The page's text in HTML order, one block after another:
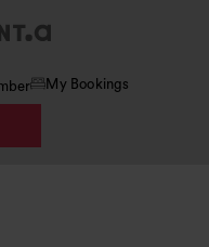
My Bookings